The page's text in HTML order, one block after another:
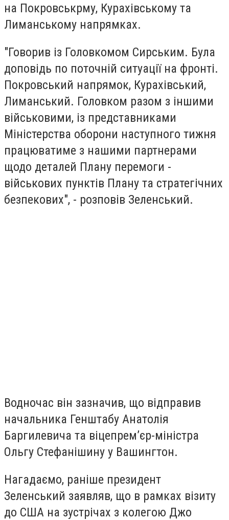
на Покровськрму, Курахівському та
Лиманському напрямках.
"Говорив із Головкомом Сирським. Була
доповідь по поточній ситуації на фронті.
Покровський напрямок, Курахівський,
Лиманський. Головком разом з іншими
військовими, із представниками
Міністерства оборони наступного тижня
працюватиме з нашими партнерами
щодо деталей Плану перемоги -
військових пунктів Плану та стратегічних
безпекових", - розповів Зеленський.
Водночас він зазначив, що відправив
начальника Генштабу Анатолія
Баргилевича та віцепремʼєр-міністра
Ольгу Стефанішину у Вашингтон.
Нагадаємо, раніше президент
Зеленський заявляв, що в рамках візиту
до США на зустрічах з колегою Джо